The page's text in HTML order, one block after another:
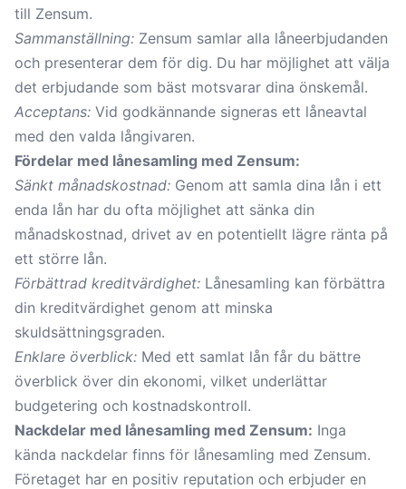
till Zensum.
Sammanställning: Zensum samlar alla låneerbjudanden
och presenterar dem för dig. Du har möjlighet att välja
det erbjudande som bäst motsvarar dina önskemål.
Acceptans: Vid godkännande signeras ett låneavtal
med den valda långivaren.
Fördelar med lånesamling med Zensum:
Sänkt månadskostnad: Genom att samla dina lån i ett
enda lån har du ofta möjlighet att sänka din
månadskostnad, drivet av en potentiellt lägre ränta på
ett större lån.
Förbättrad kreditvärdighet: Lånesamling kan förbättra
din kreditvärdighet genom att minska
skuldsättningsgraden.
Enklare överblick: Med ett samlat lån får du bättre
överblick över din ekonomi, vilket underlättar
budgetering och kostnadskontroll.
Nackdelar med lånesamling med Zensum: Inga
kända nackdelar finns för lånesamling med Zensum.
Företaget har en positiv reputation och erbjuder en